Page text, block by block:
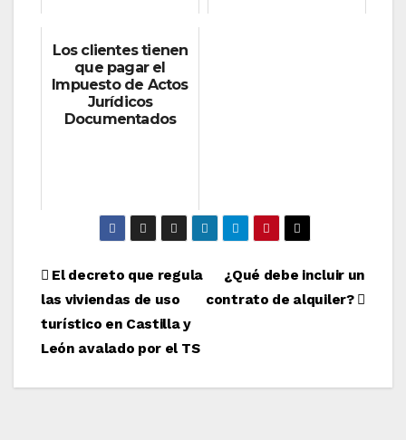
Los clientes tienen
que pagar el
Impuesto de Actos
Jurídicos
Documentados
Navegación
de
entradas
¿Qué debe incluir un
contrato de alquiler?
El decreto que regula
las viviendas de uso
turístico en Castilla y
León avalado por el TS